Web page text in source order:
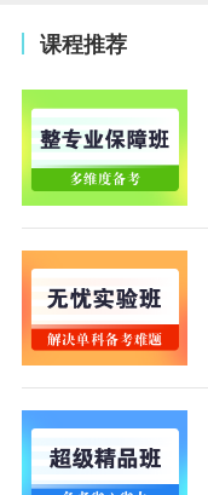
课程推荐